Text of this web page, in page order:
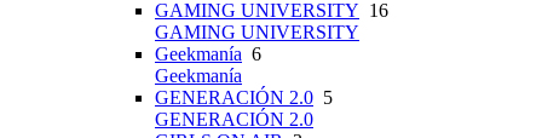
GAMING UNIVERSITY 16
GAMING UNIVERSITY
Geekmanía 6
Geekmanía
GENERACIÓN 2.0 5
GENERACIÓN 2.0